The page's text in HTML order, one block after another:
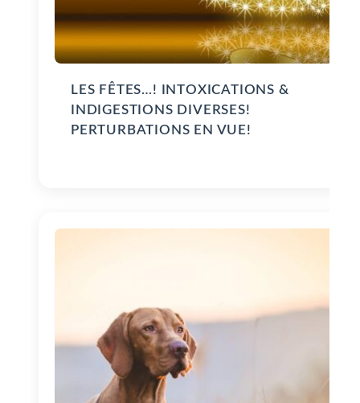
LES FÊTES…! INTOXICATIONS &
INDIGESTIONS DIVERSES!
PERTURBATIONS EN VUE!